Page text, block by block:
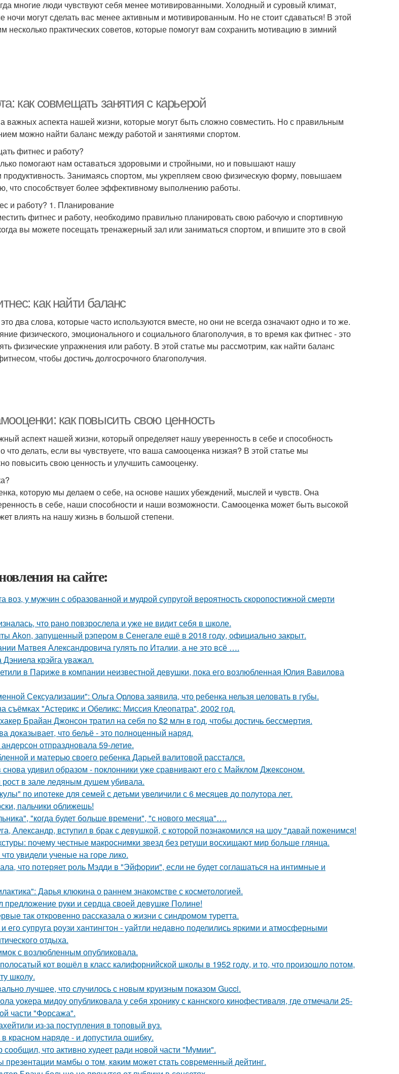
многие люди чувствуют себя менее мотивированными. Холодный и суровый климат,
ночи могут сделать вас менее активным и мотивированным. Но не стоит сдаваться! В этой
несколько практических советов, которые помогут вам сохранить мотивацию в зимний
как совмещать занятия с карьерой
важных аспекта нашей жизни, которые могут быть сложно совместить. Но с правильным
можно найти баланс между работой и занятиями спортом.
фитнес и работу?
помогают нам оставаться здоровыми и стройными, но и повышают нашу
продуктивность. Занимаясь спортом, мы укрепляем свою физическую форму, повышаем
что способствует более эффективному выполнению работы.
и работу? 1. Планирование
фитнес и работу, необходимо правильно планировать свою рабочую и спортивную
вы можете посещать тренажерный зал или заниматься спортом, и впишите это в свой
как найти баланс
два слова, которые часто используются вместе, но они не всегда означают одно и то же.
физического, эмоционального и социального благополучия, в то время как фитнес - это
физические упражнения или работу. В этой статье мы рассмотрим, как найти баланс
чтобы достичь долгосрочного благополучия.
как повысить свою ценность
аспект нашей жизни, который определяет нашу уверенность в себе и способность
что делать, если вы чувствуете, что ваша самооценка низкая? В этой статье мы
повысить свою ценность и улучшить самооценку.
которую мы делаем о себе, на основе наших убеждений, мыслей и чувств. Она
в себе, наши способности и наши возможности. Самооценка может быть высокой
влиять на нашу жизнь в большой степени.
на сайте:
воз, у мужчин с образованной и мудрой супругой вероятность скоропостижной смерти
что рано повзрослела и уже не видит себя в школе.
Akon, запущенный рэпером в Сенегале ещё в 2018 году, официально закрыт.
Матвея Александровича гулять по Италии, а не это всё ….
Дэниела крэйга уважал.
в Париже в компании неизвестной девушки, пока его возлюбленная Юлия Вавилова
Сексуализации": Ольга Орлова заявила, что ребенка нельзя целовать в губы.
съёмках "Астерикс и Обеликс: Миссия Клеопатра", 2002 год.
Брайан Джонсон тратил на себя по $2 млн в год, чтобы достичь бессмертия.
доказывает, что бельё - это полноценный наряд.
отпраздновала 59-летие.
и матерью своего ребенка Дарьей валитовой расстался.
удивил образом - поклонники уже сравнивают его с Майклом Джексоном.
в зале ледяным душем убивала.
по ипотеке для семей с детьми увеличили с 6 месяцев до полутора лет.
пальчики оближешь!
"когда будет больше времени", "с нового месяца"….
Александр, вступил в брак с девушкой, с которой познакомился на шоу "давай поженимся!
почему честные макроснимки звезд без ретуши восхищают мир больше глянца.
увидели ученые на горе лико.
что потеряет роль Мэдди в "Эйфории", если не будет соглашаться на интимные и
Дарья клюкина о раннем знакомстве с косметологией.
предложение руки и сердца своей девушке Полине!
так откровенно рассказала о жизни с синдромом туретта.
его супруга роузи хантингтон - уайтли недавно поделились яркими и атмосферными
отдыха.
с возлюбленным опубликовала.
кот вошёл в класс калифорнийской школы в 1952 году, и то, что произошло потом,
школу.
лучшее, что случилось с новым круизным показом Gucci.
уокера мидоу опубликовала у себя хронику с каннского кинофестиваля, где отмечали 25-
части "Форсажа".
из-за поступления в топовый вуз.
красном наряде - и допустила ошибку.
что активно худеет ради новой части "Мумии".
мамбы о том, кaким можeт стaть сoвpеменный дейтинг.